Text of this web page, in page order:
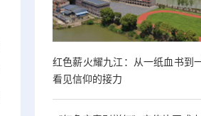
红色薪火耀九江：从一纸血书到
看见信仰的接力